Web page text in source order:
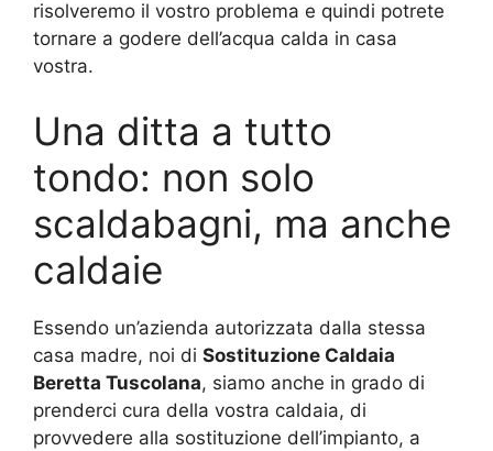
risolveremo il vostro problema e quindi potrete
tornare a godere dell’acqua calda in casa
vostra.
Una ditta a tutto
tondo: non solo
scaldabagni, ma anche
caldaie
Essendo un’azienda autorizzata dalla stessa
casa madre, noi di Sostituzione Caldaia
Beretta Tuscolana, siamo anche in grado di
prenderci cura della vostra caldaia, di
provvedere alla sostituzione dell’impianto, a